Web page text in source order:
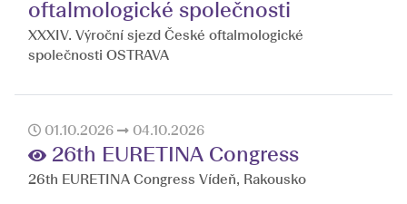
oftalmologické společnosti
XXXIV. Výroční sjezd České oftalmologické
společnosti OSTRAVA
01.10.2026 04.10.2026
26th EURETINA Congress
26th EURETINA Congress Vídeň, Rakousko